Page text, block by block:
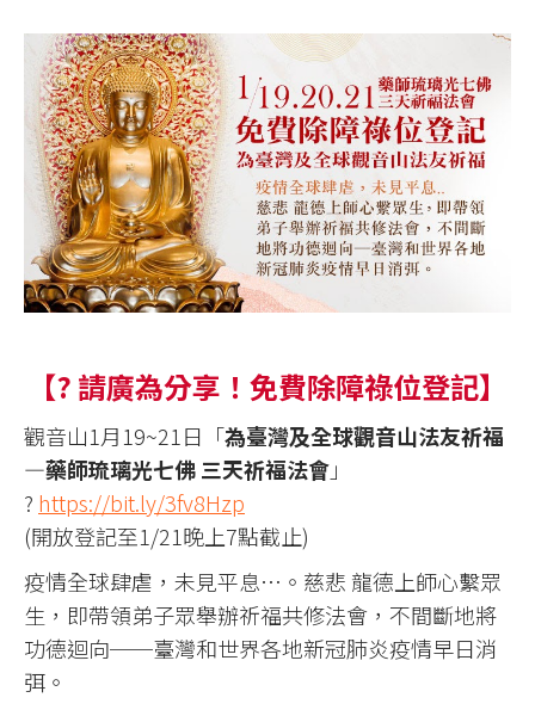
【? 請廣為分享！免費除障祿位登記】
觀音山1月19~21日「為臺灣及全球觀音山法友祈福
—藥師琉璃光七佛 三天祈福法會」
? https://bit.ly/3fv8Hzp
(開放登記至1/21晚上7點截止)
疫情全球肆虐，未見平息…。慈悲 龍德上師心繫眾
生，即帶領弟子眾舉辦祈福共修法會，不間斷地將
功德迴向──臺灣和世界各地新冠肺炎疫情早日消
弭。